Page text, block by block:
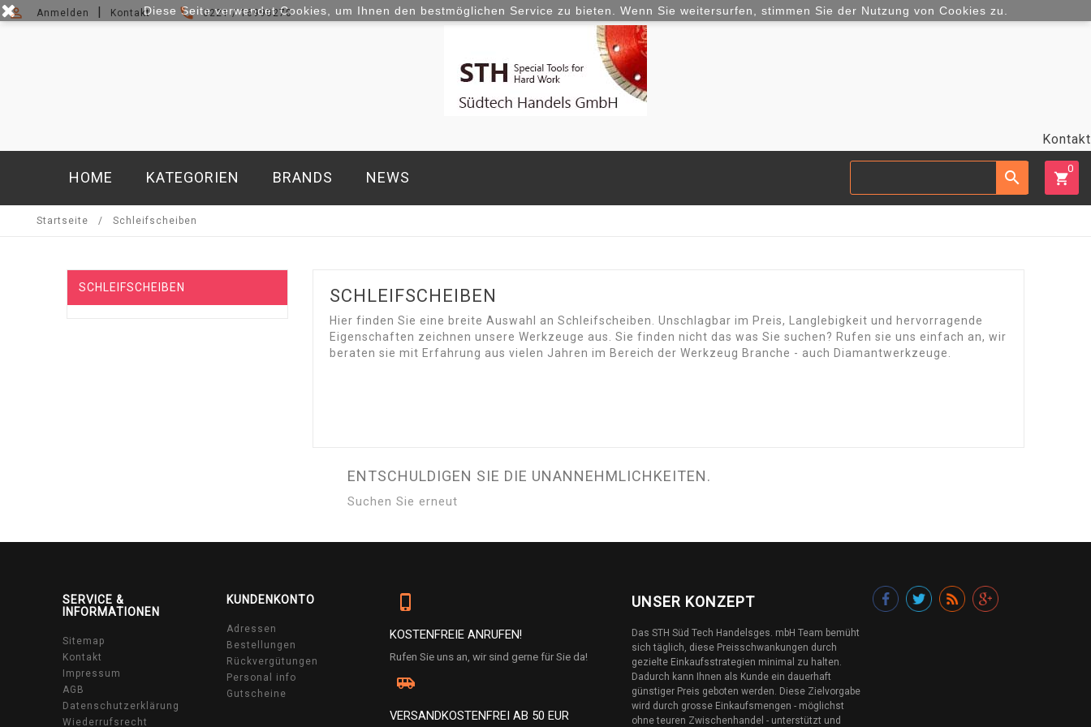
Diese Seite verwendet Cookies, um Ihnen den bestmöglichen Service zu bieten. Wenn Sie weitersurfen, stimmen Sie der Nutzung von Cookies zu.
 Anmelden | Kontakt phone 0221 / 16990270
Kontakt
shopping_cart
0
HOME KATEGORIEN BRANDS NEWS 
Startseite Schleifscheiben
SCHLEIFSCHEIBEN SCHLEIFSCHEIBEN
Hier finden Sie eine breite Auswahl an Schleifscheiben. Unschlagbar im Preis, Langlebigkeit und hervorragende
Eigenschaften zeichnen unsere Werkzeuge aus. Sie finden nicht das was Sie suchen? Rufen sie uns einfach an, wir
beraten sie mit Erfahrung aus vielen Jahren im Bereich der Werkzeug Branche - auch Diamantwerkzeuge.
ENTSCHULDIGEN SIE DIE UNANNEHMLICHKEITEN.
Suchen Sie erneut
SERVICE &
INFORMATIONEN
Sitemap
Kontakt
Impressum
AGB
Datenschutzerklärung
Wiederrufsrecht
KUNDENKONTO
Adressen
Bestellungen
Rückvergütungen
Personal info
Gutscheine
phone_iphone
KOSTENFREIE ANRUFEN!
Rufen Sie uns an, wir sind gerne für Sie da!
airport_shuttle
VERSANDKOSTENFREI AB 50 EUR
UNSER KONZEPT
Das STH Süd Tech Handelsges. mbH Team bemüht
sich täglich, diese Preisschwankungen durch
gezielte Einkaufsstrategien minimal zu halten.
Dadurch kann Ihnen als Kunde ein dauerhaft
günstiger Preis geboten werden. Diese Zielvorgabe
wird durch grosse Einkaufsmengen - möglichst
ohne teuren Zwischenhandel - unterstützt und